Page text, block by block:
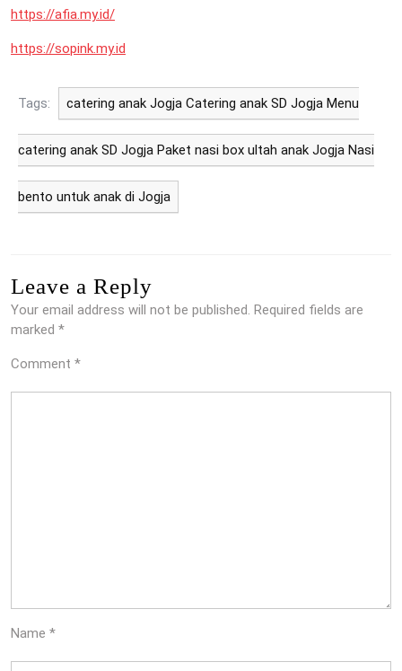
https://afia.my.id/
https://sopink.my.id
Tags: catering anak Jogja Catering anak SD Jogja Menu
catering anak SD Jogja Paket nasi box ultah anak Jogja Nasi
bento untuk anak di Jogja
Leave a Reply
Your email address will not be published. Required fields are
marked *
Comment *
Name *